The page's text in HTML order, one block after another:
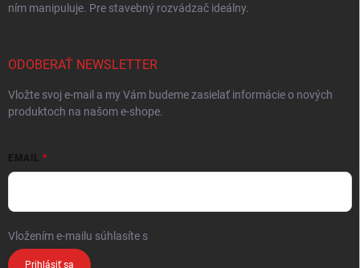
ním manipuluje. Pre stavebný rozvádzač ideálny.
ODOBERAŤ NEWSLETTER
Vložte svoj e-mail a my Vám budeme zasielať informácie o nových
produktoch na našom e-shope.
EMAIL
Vložením e-mailu súhlasíte s
Prihlásiť sa